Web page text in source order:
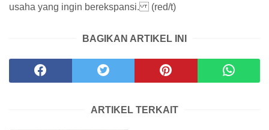
usaha yang ingin berekspansi. (red/t)
BAGIKAN ARTIKEL INI
ARTIKEL TERKAIT